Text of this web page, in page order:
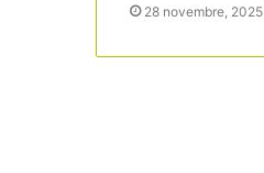
28 novembre, 2025